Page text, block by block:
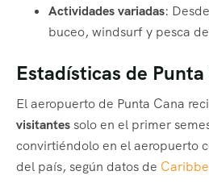
Actividades variadas:
buceo, windsurf y pesca
Estadísticas de Punta
El aeropuerto de Punta Cana
visitantessolo en el primer
convirtiéndolo en el aeropuerto
del país, según datos de